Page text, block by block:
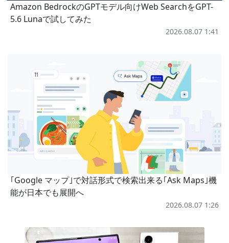
Amazon BedrockのGPTモデル向けWeb SearchをGPT-
5.6 Lunaで試してみた
2026.08.07 1:41
｢Google マップ｣で対話形式で検索出来る｢Ask Maps｣機
能が日本でも展開へ
2026.08.07 1:26